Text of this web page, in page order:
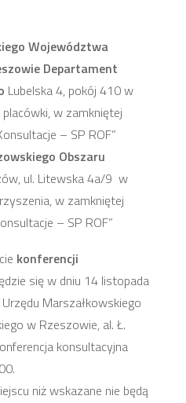
Województwa
Departament
Lubelska 4, pokój 410 w
w zamkniętej
– SP ROF”
Obszaru
ul. Litewska 4a/9 w
w zamkniętej
– SP ROF”
konferencji
się w dniu 14 listopada
Marszałkowskiego
w Rzeszowie, al. Ł.
konsultacyjna
niż wskazane nie będą